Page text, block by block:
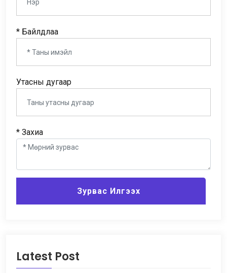
* Байлдлаа
Утасны дугаар
* Захиа
Зурвас Илгээх
Latest Post